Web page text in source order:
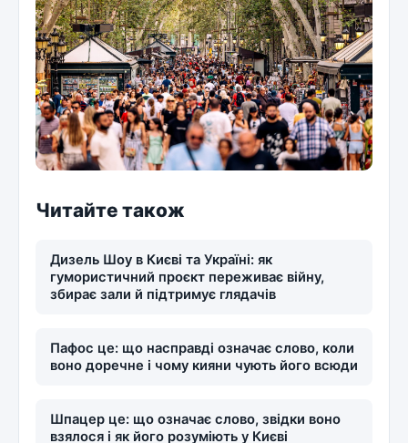
Читайте також
Дизель Шоу в Києві та Україні: як
гумористичний проєкт переживає війну,
збирає зали й підтримує глядачів
Пафос це: що насправді означає слово, коли
воно доречне і чому кияни чують його всюди
Шпацер це: що означає слово, звідки воно
взялося і як його розуміють у Києві